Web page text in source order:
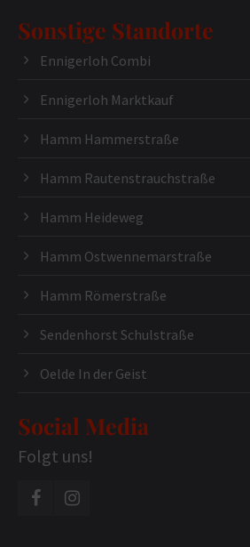
Sonstige Standorte
Ennigerloh Combi
Ennigerloh Marktkauf
Hamm Hammerstraße
Hamm Rautenstrauchstraße
Hamm Heideweg
Hamm Ostwennemarstraße
Hamm Römerstraße
Sendenhorst Schulstraße
Oelde In der Geist
Social Media
Folgt uns!